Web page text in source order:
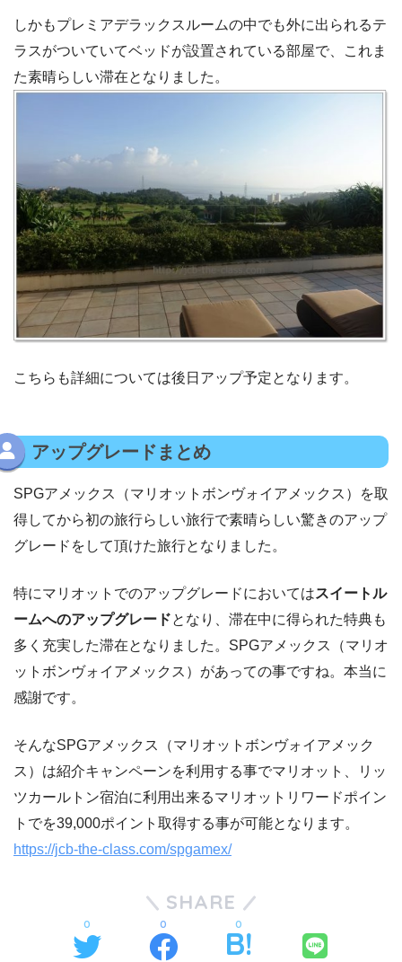
しかもプレミアデラックスルームの中でも外に出られるテ
ラスがついていてベッドが設置されている部屋で、これま
た素晴らしい滞在となりました。
こちらも詳細については後日アップ予定となります。
アップグレードまとめ
SPGアメックス（マリオットボンヴォイアメックス）を取
得してから初の旅行らしい旅行で素晴らしい驚きのアップ
グレードをして頂けた旅行となりました。
特にマリオットでのアップグレードにおいてはスイートル
ームへのアップグレードとなり、滞在中に得られた特典も
多く充実した滞在となりました。SPGアメックス（マリオ
ットボンヴォイアメックス）があっての事ですね。本当に
感謝です。
そんなSPGアメックス（マリオットボンヴォイアメック
ス）は紹介キャンペーンを利用する事でマリオット、リッ
ツカールトン宿泊に利用出来るマリオットリワードポイン
トでを39,000ポイント取得する事が可能となります。
https://jcb-the-class.com/spgamex/
SHARE
0 0 0